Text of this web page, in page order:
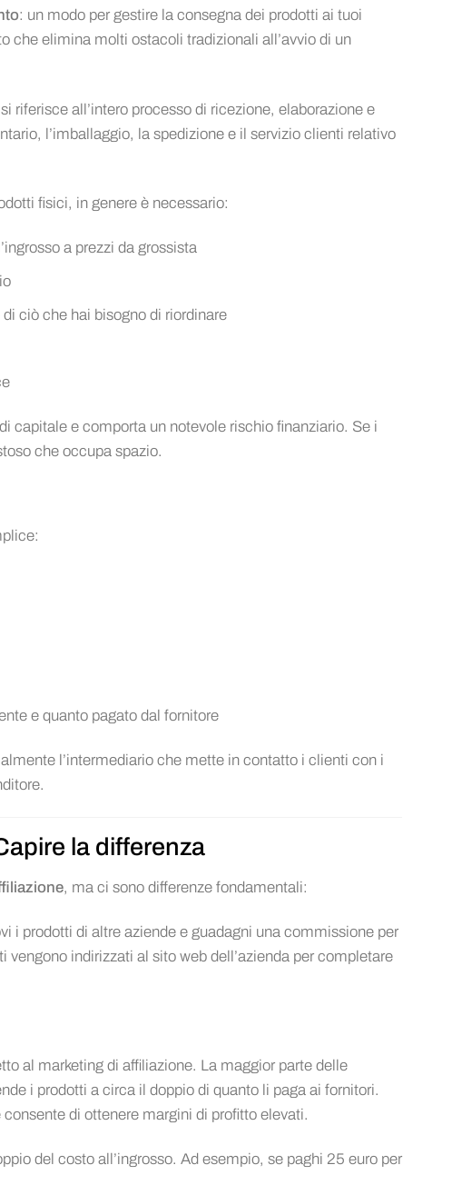
: un modo per gestire la consegna dei prodotti ai tuoi
elimina molti ostacoli tradizionali all’avvio di un
riferisce all’intero processo di ricezione, elaborazione e
l’imballaggio, la spedizione e il servizio clienti relativo
fisici, in genere è necessario:
a prezzi da grossista
ciò che hai bisogno di riordinare
capitale e comporta un notevole rischio finanziario. Se i
che occupa spazio.
e quanto pagato dal fornitore
l’intermediario che mette in contatto i clienti con i
la differenza
, ma ci sono differenze fondamentali:
i prodotti di altre aziende e guadagni una commissione per
indirizzati al sito web dell’azienda per completare
al marketing di affiliazione. La maggior parte delle
i prodotti a circa il doppio di quanto li paga ai fornitori.
di ottenere margini di profitto elevati.
del costo all’ingrosso. Ad esempio, se paghi 25 euro per